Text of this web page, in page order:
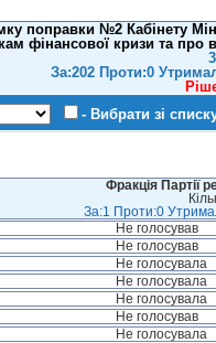
поправки №2 Кабінету
фінансової кризи та про
За:202 Проти:0
- Вибрати зі
Фракція Партії
За:1 Проти:0
Не голосував
Не голосував
Не голосувала
Не голосувала
Не голосувала
Не голосував
Не голосувала